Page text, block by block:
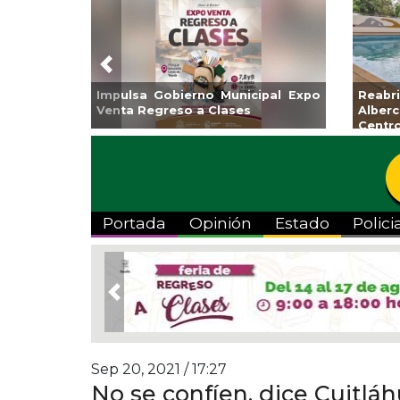
Guarniciones y banquetas para la
colonia El Mango en Pánuco
Previous
Portada Opinión Estado
Previous
Sep 20, 2021 / 17:27
No se confíen, dice